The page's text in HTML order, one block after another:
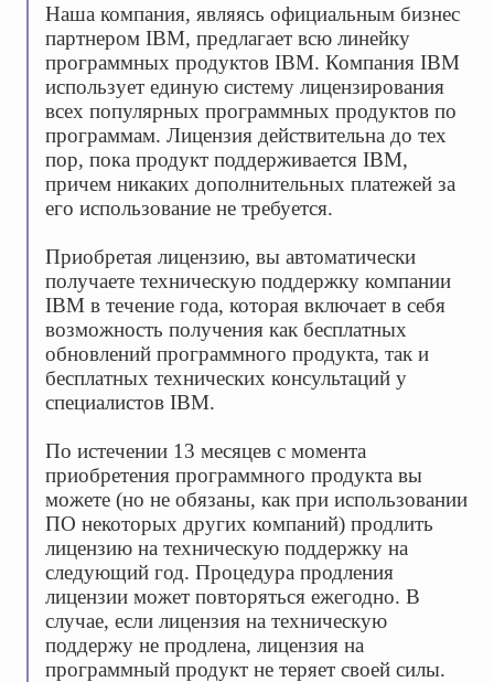
Наша компания, являясь официальным бизнес
партнером IBM, предлагает всю линейку
программных продуктов IBM. Компания IBM
использует единую систему лицензирования
всех популярных программных продуктов по
программам. Лицензия действительна до тех
пор, пока продукт поддерживается IBM,
причем никаких дополнительных платежей за
его использование не требуется.
Приобретая лицензию, вы автоматически
получаете техническую поддержку компании
IBM в течение года, которая включает в себя
возможность получения как бесплатных
обновлений программного продукта, так и
бесплатных технических консультаций у
специалистов IBM.
По истечении 13 месяцев с момента
приобретения программного продукта вы
можете (но не обязаны, как при использовании
ПО некоторых других компаний) продлить
лицензию на техническую поддержку на
следующий год. Процедура продления
лицензии может повторяться ежегодно. В
случае, если лицензия на техническую
поддержу не продлена, лицензия на
программный продукт не теряет своей силы.